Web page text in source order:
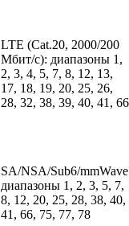
LTE (Cat.20, 2000/200
Мбит/с): диапазоны 1,
2, 3, 4, 5, 7, 8, 12, 13,
17, 18, 19, 20, 25, 26,
28, 32, 38, 39, 40, 41, 66
SA/NSA/Sub6/
диапазоны 1, 2, 3, 5, 7,
8, 12, 20, 25, 28, 38, 40,
41, 66, 75, 77, 78